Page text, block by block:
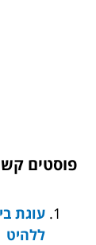
פוסטים
עוגת
ללהיט